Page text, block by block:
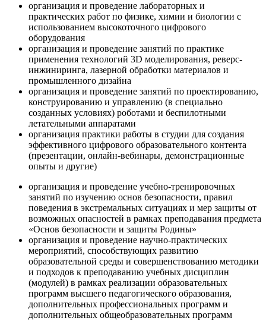
организация и проведение лабораторных и
практических работ по физике, химии и биологии с
использованием высокоточного цифрового
оборудования
организация и проведение занятий по практике
применения технологий 3D моделирования, реверс-
инжиниринга, лазерной обработки материалов и
промышленного дизайна
организация и проведение занятий по проектированию,
конструированию и управлению (в специально
созданных условиях) роботами и беспилотными
летательными аппаратами
организация практики работы в студии для создания
эффективного цифрового образовательного контента
(презентации, онлайн-вебинары, демонстрационные
опыты и другие)
организация и проведение учебно-тренировочных
занятий по изучению основ безопасности, правил
поведения в экстремальных ситуациях и мер защиты от
возможных опасностей в рамках преподавания предмета
«Основ безопасности и защиты Родины»
организация и проведение научно-практических
мероприятий, способствующих развитию
образовательной среды и совершенствованию методики
и подходов к преподаванию учебных дисциплин
(модулей) в рамках реализации образовательных
программ высшего педагогического образования,
дополнительных профессиональных программ и
дополнительных общеобразовательных программ